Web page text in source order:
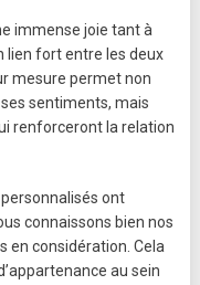
immense joie tant à
lien fort entre les deux
mesure permet non
sentiments, mais
renforceront la relation
personnalisés ont
connaissons bien nos
en considération. Cela
au sein